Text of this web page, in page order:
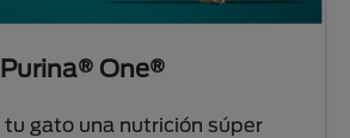
Purina® One®
tu gato una nutrición súper